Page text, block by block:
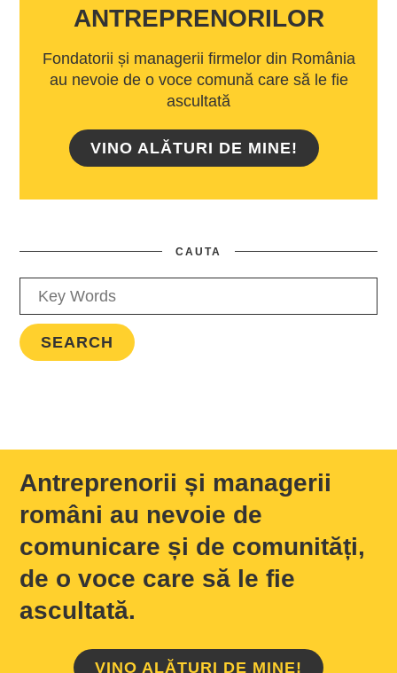
ANTREPRENORILOR
Fondatorii și managerii firmelor din România
au nevoie de o voce comună care să le fie
ascultată
VINO ALĂTURI DE MINE!
CAUTA
Antreprenorii și managerii
români au nevoie de
comunicare și de comunități,
de o voce care să le fie
ascultată.
VINO ALĂTURI DE MINE!